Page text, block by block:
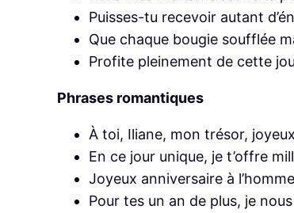
Puisses-tu recevoir autant
Que chaque bougie soufflée
Profite pleinement de cette
Phrases romantiques
À toi, Iliane, mon trésor,
En ce jour unique, je t’offre
Joyeux anniversaire à
Pour tes un an de plus, je